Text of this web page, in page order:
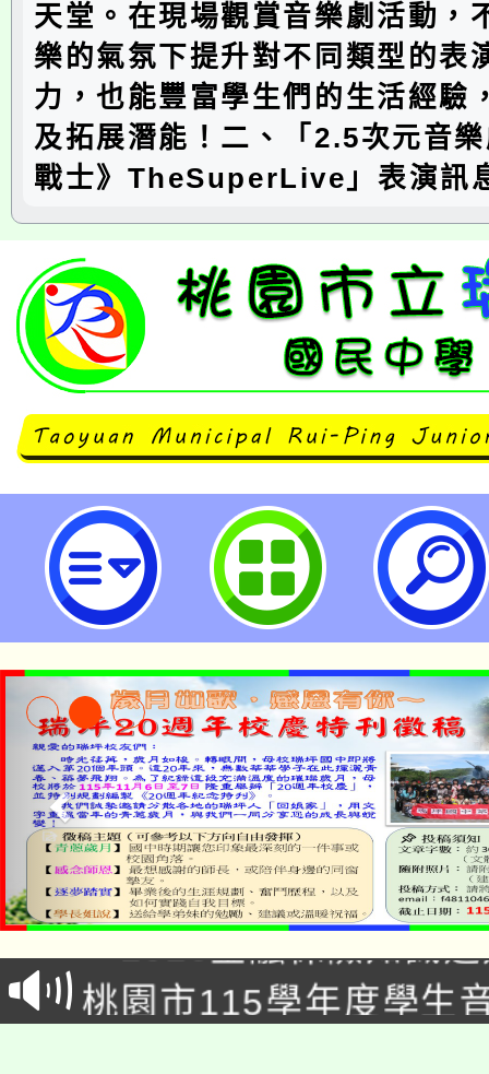
天堂。在現場觀賞音樂劇活動，
樂的氣氛下提升對不同類型的表
力，也能豐富學生們的生活經驗
及拓展潛能！二、「2.5次元音
戰士》TheSuperLive」表演訊
轉知112年4月7日（周五）起至
日）於台北國立國父紀念館舉辦
《美少女戰士》 The Super Live-
國民中學
公告本校115學年度第
代理(課)教師甄選結果(
「2026金融保險知識
車」活動
桃園市115學年度學生